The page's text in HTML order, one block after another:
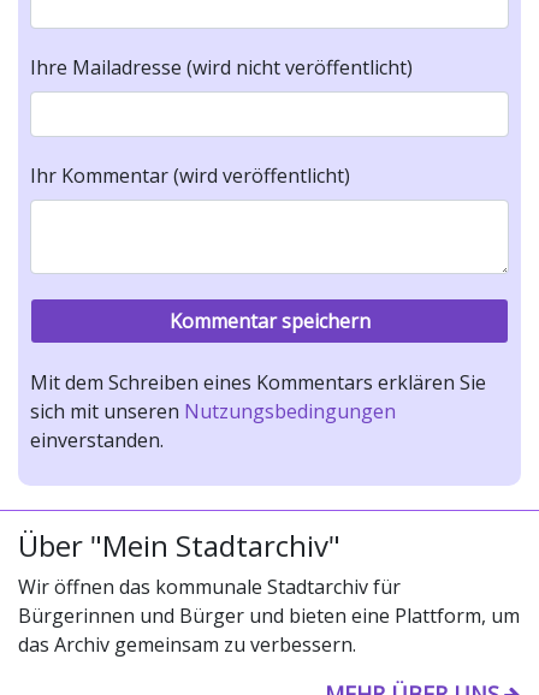
Ihre Mailadresse (wird nicht veröffentlicht)
Ihr Kommentar (wird veröffentlicht)
Mit dem Schreiben eines Kommentars erklären Sie
sich mit unseren Nutzungsbedingungen
einverstanden.
Über "Mein Stadtarchiv"
Wir öffnen das kommunale Stadtarchiv für
Bürgerinnen und Bürger und bieten eine Plattform, um
das Archiv gemeinsam zu verbessern.